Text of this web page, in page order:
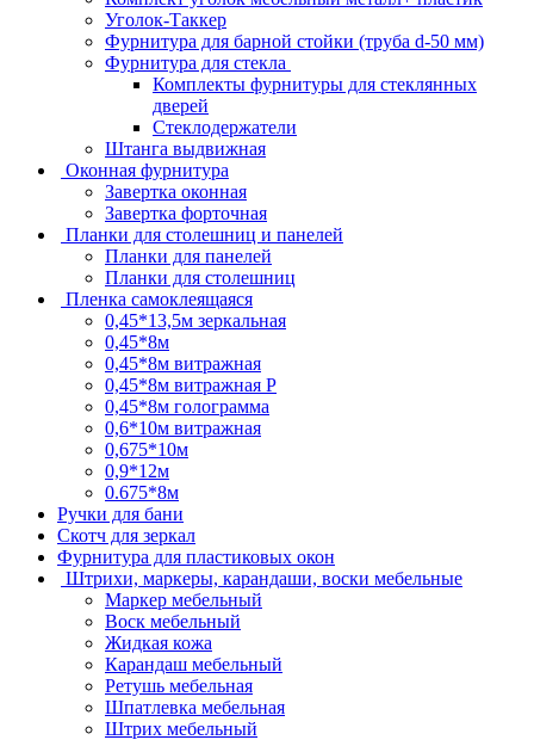
Уголок-Таккер
Фурнитура для барной стойки (труба d-50 мм)
Фурнитура для стекла
Комплекты фурнитуры для стеклянных
дверей
Стеклодержатели
Штанга выдвижная
Оконная фурнитура
Завертка оконная
Завертка форточная
Планки для столешниц и панелей
Планки для панелей
Планки для столешниц
Пленка самоклеящаяся
0,45*13,5м зеркальная
0,45*8м
0,45*8м витражная
0,45*8м витражная Р
0,45*8м голограмма
0,6*10м витражная
0,675*10м
0,9*12м
0.675*8м
Ручки для бани
Скотч для зеркал
Фурнитура для пластиковых окон
Штрихи, маркеры, карандаши, воски мебельные
Маркер мебельный
Воск мебельный
Жидкая кожа
Карандаш мебельный
Ретушь мебельная
Шпатлевка мебельная
Штрих мебельный